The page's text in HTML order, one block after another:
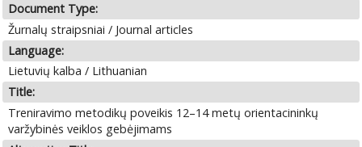
Document Type:
Žurnalų straipsniai / Journal articles
Language:
Lietuvių kalba / Lithuanian
Title:
Treniravimo metodikų poveikis 12–14 metų orientacininkų
varžybinės veiklos gebėjimams